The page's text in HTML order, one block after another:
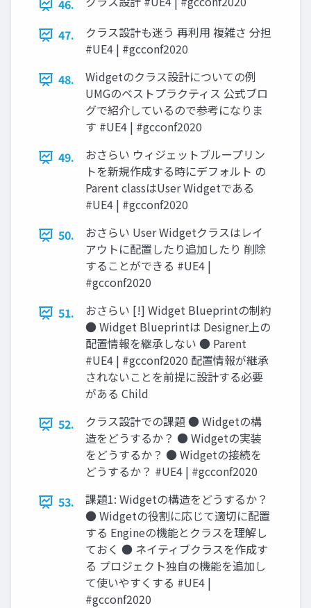
46.
47.
クラス設計も迷う 再利用 複雑さ 分担
#UE4 | #gcconf2020
48.
Widgetのクラス設計についての例
UMGのベストプラクティス 公式ブロ
グで紹介しているので参考になりま
す #UE4 | #gcconf2020
49.
おさらい ウィジェットブループリン
トを新規作成する時にデフォルト の
Parent classはUser Widgetである
#UE4 | #gcconf2020
50.
おさらい User Widgetクラスはレイ
アウトに配置したり追加したり 削除
することができる #UE4 |
#gcconf2020
51.
おさらい [!] Widget Blueprintの制約
● Widget Blueprintは Designer上の
配置情報を継承しない ● Parent
#UE4 | #gcconf2020 配置情報が継承
されないことを前提に設計する必要
がある Child
52.
クラス設計での課題 ● Widgetの構
造をどうするか？ ● Widgetの実装
をどうするか？ ● Widgetの接続を
どうするか？ #UE4 | #gcconf2020
53.
課題1: Widgetの構造をどうするか？
● Widgetの役割に応じて適切に配置
する Engineの機能とクラスを理解し
ておく ● ネイティブクラスを作成す
る プロジェクト独自の機能を追加し
て使いやすくする #UE4 |
#gcconf2020